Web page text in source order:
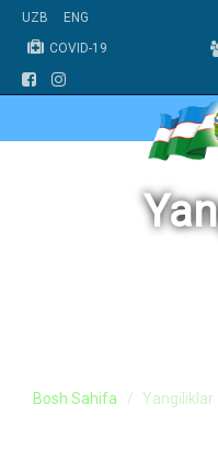
UZB
ENG
COVID-19
Bosh Sahifa Yangiliklar